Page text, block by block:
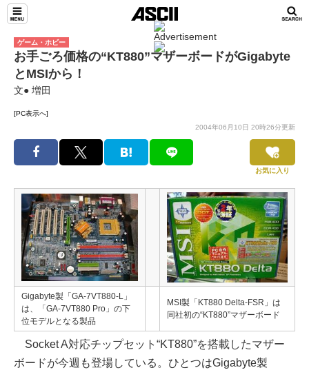
ゲーム・ホビー
お手ごろ価格の“KT880”マザーボードがGigabyte
とMSIから！
文● 増田
[PC表示へ]
2004年06月10日 20時26分更新
お気に入り
Gigabyte製「GA-7VT880-L」
は、「GA-7VT880 Pro」の下
位モデルとなる製品
MSI製「KT880 Delta-FSR」は
同社初の“KT880”マザーボード
Socket A対応チップセット“KT880”を搭載したマザー
ボードが今週も登場している。ひとつはGigabyte製